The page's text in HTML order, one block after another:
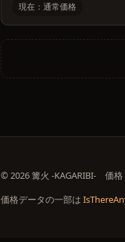
現在：通常価格
© 2026 篝火 -KAGARIBI- 価格
価格データの一部は